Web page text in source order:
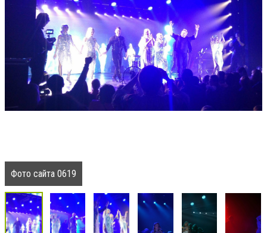
Фото сайта 0619